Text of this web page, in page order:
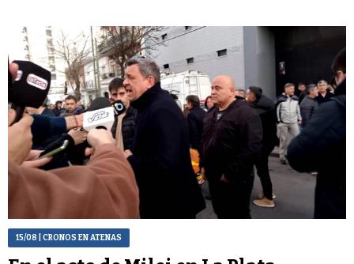
15/08 | CRONOS EN ATENAS